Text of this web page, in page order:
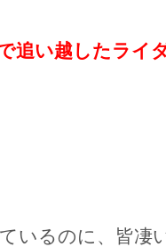
追い越したライ
いるのに、皆凄